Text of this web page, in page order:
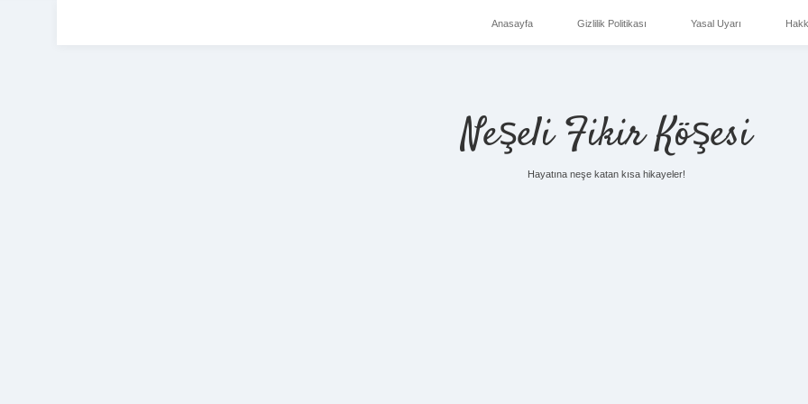
Anasayfa Gizlilik Politikası Yasal Uyarı
Neşeli Fikir Köşesi
Hayatına neşe katan kısa hikayeler!